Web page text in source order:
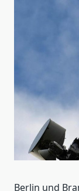
Berlin und